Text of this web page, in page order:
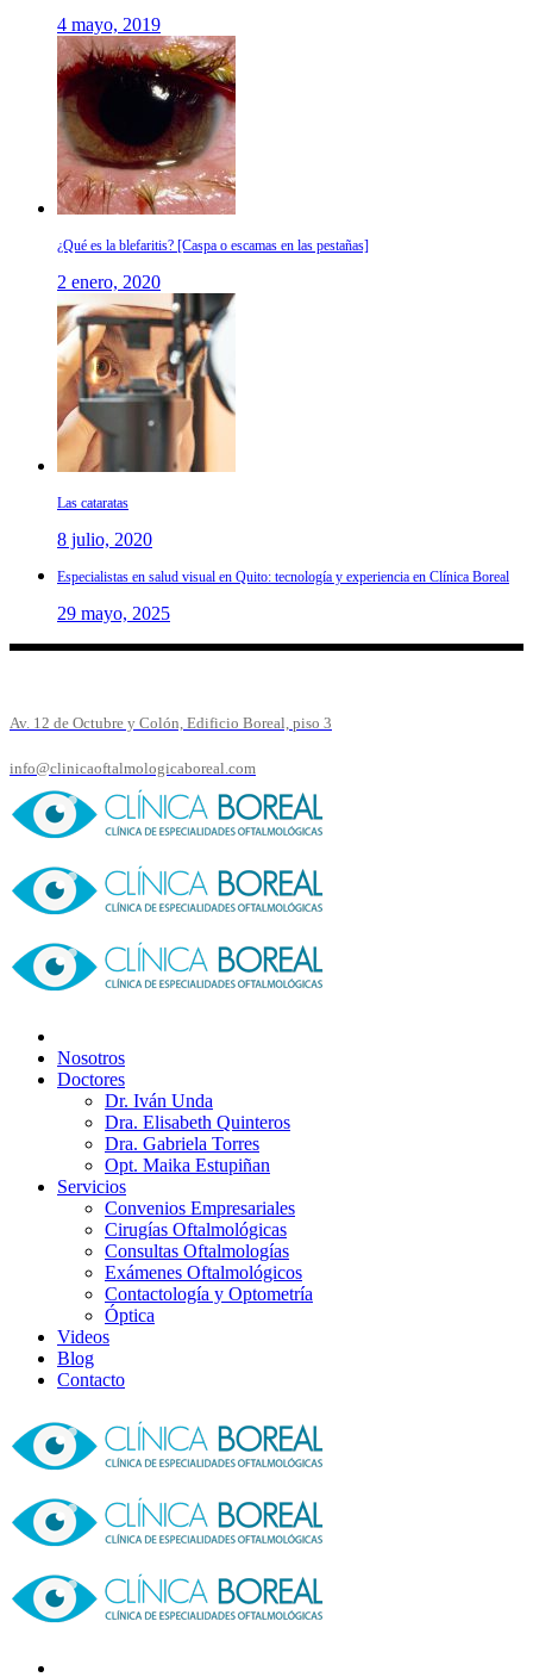
4 mayo, 2019
¿Qué es la blefaritis? [Caspa o escamas en las pestañas]
2 enero, 2020
Las cataratas
8 julio, 2020
Especialistas en salud visual en Quito: tecnología y experiencia en Clínica Boreal
29 mayo, 2025
Av. 12 de Octubre y Colón, Edificio Boreal, piso 3
info@clinicaoftalmologicaboreal.com
Nosotros
Doctores
Dr. Iván Unda
Dra. Elisabeth Quinteros
Dra. Gabriela Torres
Opt. Maika Estupiñan
Servicios
Convenios Empresariales
Cirugías Oftalmológicas
Consultas Oftalmologías
Exámenes Oftalmológicos
Contactología y Optometría
Óptica
Videos
Blog
Contacto